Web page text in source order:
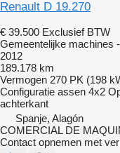
Renault D 19.270
€ 39.500 Exclusief BTW
Gemeentelijke machines
2012
189.178 km
Vermogen 270 PK (198
Configuratie assen 4x2
achterkant
Spanje, Alagón
COMERCIAL DE
Contact opnemen met